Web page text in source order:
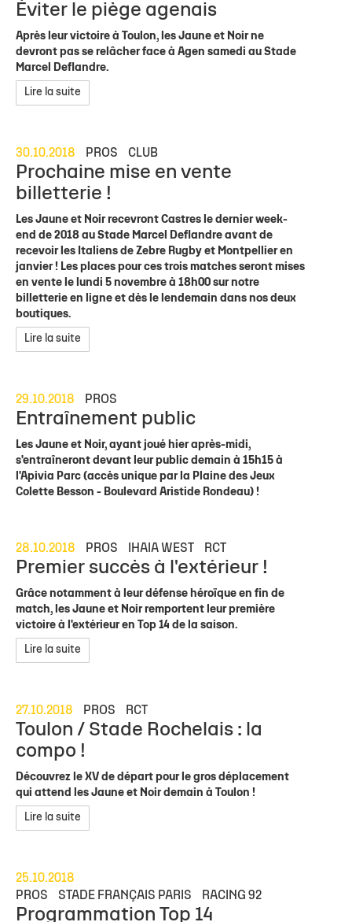
Éviter le piège agenais
Après leur victoire à Toulon, les Jaune et Noir ne
devront pas se relâcher face à Agen samedi au Stade
Marcel Deflandre.
Lire la suite
30.10.2018 PROS CLUB
Prochaine mise en vente
billetterie !
Les Jaune et Noir recevront Castres le dernier week-
end de 2018 au Stade Marcel Deflandre avant de
recevoir les Italiens de Zebre Rugby et Montpellier en
janvier ! Les places pour ces trois matches seront mises
en vente le lundi 5 novembre à 18h00 sur notre
billetterie en ligne et dès le lendemain dans nos deux
boutiques.
Lire la suite
29.10.2018 PROS
Entraînement public
Les Jaune et Noir, ayant joué hier après-midi,
s'entraîneront devant leur public demain à 15h15 à
l'Apivia Parc (accès unique par la Plaine des Jeux
Colette Besson - Boulevard Aristide Rondeau) !
28.10.2018 PROS IHAIA WEST RCT
Premier succès à l'extérieur !
Grâce notamment à leur défense héroïque en fin de
match, les Jaune et Noir remportent leur première
victoire à l'extérieur en Top 14 de la saison.
Lire la suite
27.10.2018 PROS RCT
Toulon / Stade Rochelais : la
compo !
Découvrez le XV de départ pour le gros déplacement
qui attend les Jaune et Noir demain à Toulon !
Lire la suite
25.10.2018
PROS
STADE FRANÇAIS PARIS RACING 92
Programmation Top 14